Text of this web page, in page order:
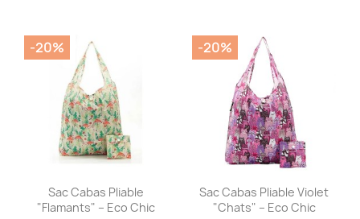
Aperçu rapide
Sac Cabas Pliable
"Flamants" – Eco Chic
-20%
Aperçu rapide
Sac Cabas Pliable Violet
"Chats" – Eco Chic
-20%